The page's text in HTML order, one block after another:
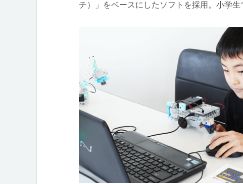
チ）」をベースにしたソフトを採用。小学